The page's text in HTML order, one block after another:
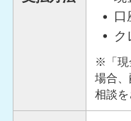
口
ク
※「現
場合
相談を